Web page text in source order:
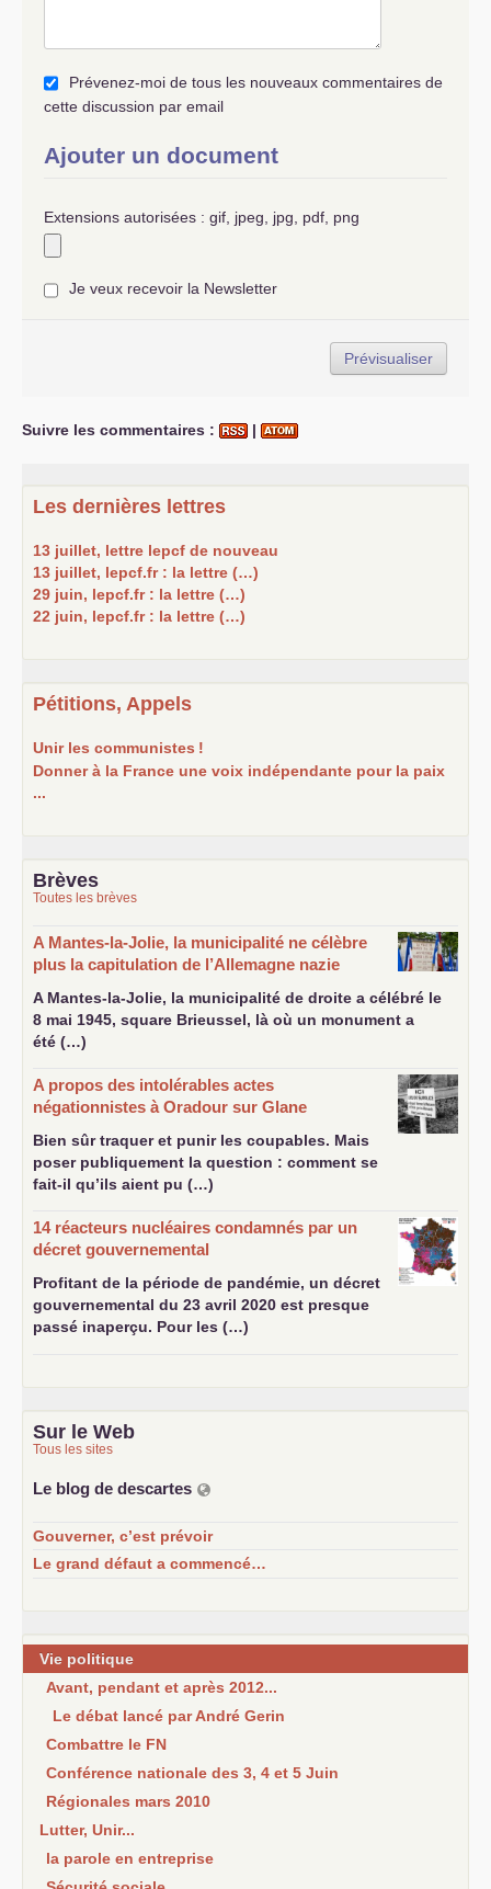
Prévenez-moi de tous les nouveaux commentaires de
cette discussion par email
Ajouter un document
Extensions autorisées : gif, jpeg, jpg, pdf, png
Je veux recevoir la Newsletter
Suivre les commentaires : |
Les dernières lettres
13 juillet, lettre lepcf de nouveau
13 juillet, lepcf.fr : la lettre (…)
29 juin, lepcf.fr : la lettre (…)
22 juin, lepcf.fr : la lettre (…)
Pétitions, Appels
Unir les communistes !
Donner à la France une voix indépendante pour la paix
...
Brèves
Toutes les brèves
A Mantes-la-Jolie, la municipalité ne célèbre
plus la capitulation de l’Allemagne nazie
A Mantes-la-Jolie, la municipalité de droite a célébré le
8 mai 1945, square Brieussel, là où un monument a
été (…)
A propos des intolérables actes
négationnistes à Oradour sur Glane
Bien sûr traquer et punir les coupables. Mais
poser publiquement la question : comment se
fait-il qu’ils aient pu (…)
14 réacteurs nucléaires condamnés par un
décret gouvernemental
Profitant de la période de pandémie, un décret
gouvernemental du 23 avril 2020 est presque
passé inaperçu. Pour les (…)
Sur le Web
Tous les sites
Le blog de descartes
Gouverner, c’est prévoir
Le grand défaut a commencé…
Vie politique
Avant, pendant et après 2012...
Le débat lancé par André Gerin
Combattre le FN
Conférence nationale des 3, 4 et 5 Juin
Régionales mars 2010
Lutter, Unir...
la parole en entreprise